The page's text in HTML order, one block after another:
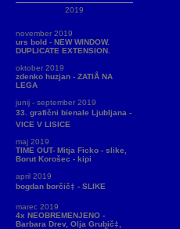
2019
november 2019
urs bold - NEW WINDOW.
DUPLICATE EXTENSION.
oktober 2019
zdenko huzjan - ZATIÅ NA
LEGA
junij - september 2019
33. grafični bienale Ljubljana -
VICE V LISICE
maj 2019
TIME OUT- Mitja Ficko - slike,
Borut Korošec - kipi
april 2019
bogdan borčič‡ - SLIKE
marec 2019
4x NEOBREMENJENO -
Barbara Drev, Olja Grubič‡,